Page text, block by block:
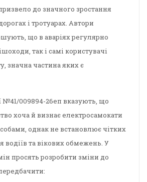
до значного зростання
і тротуарах. Автори
що в аваріях регулярно
так і самі користувачі
значна частина яких є
№41/009894-26еп вказують, що
хоча й визнає електросамокати
однак не встановлює чітких
водіїв та вікових обмежень. У
просять розробити зміни до